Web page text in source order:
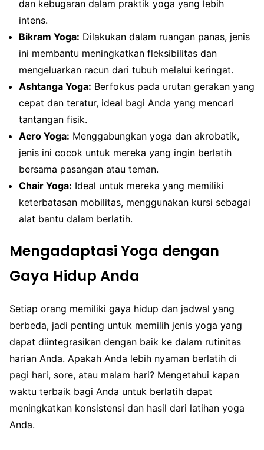
dan kebugaran dalam praktik yoga yang lebih
intens.
Bikram Yoga: Dilakukan dalam ruangan panas, jenis
ini membantu meningkatkan fleksibilitas dan
mengeluarkan racun dari tubuh melalui keringat.
Ashtanga Yoga: Berfokus pada urutan gerakan yang
cepat dan teratur, ideal bagi Anda yang mencari
tantangan fisik.
Acro Yoga: Menggabungkan yoga dan akrobatik,
jenis ini cocok untuk mereka yang ingin berlatih
bersama pasangan atau teman.
Chair Yoga: Ideal untuk mereka yang memiliki
keterbatasan mobilitas, menggunakan kursi sebagai
alat bantu dalam berlatih.
Mengadaptasi Yoga dengan
Gaya Hidup Anda
Setiap orang memiliki gaya hidup dan jadwal yang
berbeda, jadi penting untuk memilih jenis yoga yang
dapat diintegrasikan dengan baik ke dalam rutinitas
harian Anda. Apakah Anda lebih nyaman berlatih di
pagi hari, sore, atau malam hari? Mengetahui kapan
waktu terbaik bagi Anda untuk berlatih dapat
meningkatkan konsistensi dan hasil dari latihan yoga
Anda.